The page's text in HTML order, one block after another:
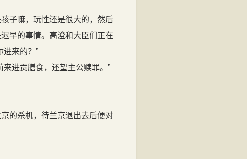
子嘛，玩性还是很大的，然后
早的事情。高澄和大臣们正在
来的？”
进贡膳食，还望主公赎罪。”
的杀机，待兰京退出去后便对